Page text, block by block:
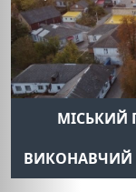
МІСЬКИЙ
ВИКОНАВЧИЙ